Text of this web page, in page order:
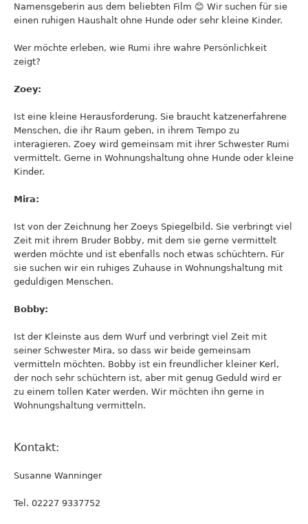
Namensgeberin aus dem beliebten Film 😊 Wir suchen für sie
einen ruhigen Haushalt ohne Hunde oder sehr kleine Kinder.
Wer möchte erleben, wie Rumi ihre wahre Persönlichkeit
zeigt?
Zoey:
Ist eine kleine Herausforderung. Sie braucht katzenerfahrene
Menschen, die ihr Raum geben, in ihrem Tempo zu
interagieren. Zoey wird gemeinsam mit ihrer Schwester Rumi
vermittelt. Gerne in Wohnungshaltung ohne Hunde oder kleine
Kinder.
Mira:
Ist von der Zeichnung her Zoeys Spiegelbild. Sie verbringt viel
Zeit mit ihrem Bruder Bobby, mit dem sie gerne vermittelt
werden möchte und ist ebenfalls noch etwas schüchtern. Für
sie suchen wir ein ruhiges Zuhause in Wohnungshaltung mit
geduldigen Menschen.
Bobby:
Ist der Kleinste aus dem Wurf und verbringt viel Zeit mit
seiner Schwester Mira, so dass wir beide gemeinsam
vermitteln möchten. Bobby ist ein freundlicher kleiner Kerl,
der noch sehr schüchtern ist, aber mit genug Geduld wird er
zu einem tollen Kater werden. Wir möchten ihn gerne in
Wohnungshaltung vermitteln.
Kontakt:
Susanne Wanninger
Tel. 02227 9337752